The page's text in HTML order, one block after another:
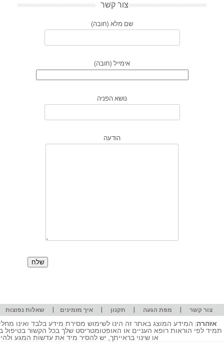
צור קשר
שם מלא (חובה)
אימייל (חובה)
נושא הפניה
הודעה
צור קשר | מפת הגעה | תקנון |איך מזמינים | שאלות נפוצות
אזהרה: המידע המוצג באתר זה הינו לשימוש מסירת מידע בלבד ואינו
תמיד לפי הוראות רופא העניים או האופטומטריסט שלך בכל הקשור
או שינוי בראייתך, יש להסיר מיד את עדשות המגע